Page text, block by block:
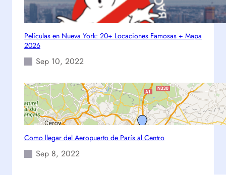
A
r
t
c
o
r
a
t
Películas en Nueva York: 20+ Locaciones Famosas + Mapa
2026
Sep 10, 2022
Como llegar del Aeropuerto de París al Centro
Sep 8, 2022